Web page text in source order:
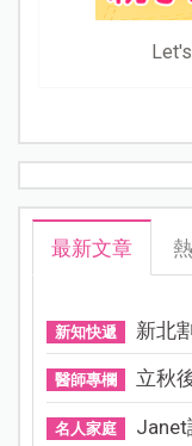
最新文章
新知快遞 新北
醫師專欄 立秋
名人家庭 Janet